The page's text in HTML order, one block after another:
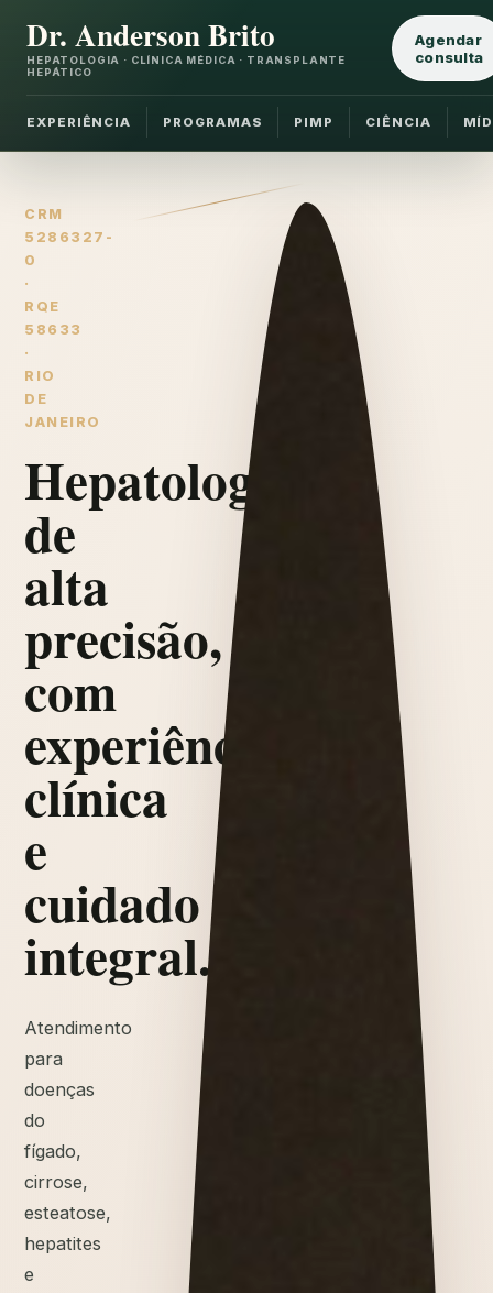
Dr. Anderson Brito
HEPATOLOGIA · CLÍNICA MÉDICA · TRANSPLANTE
HEPÁTICO
EXPERIÊNCIA PROGRAMAS PIMP CIÊNCIA
Agendar
consulta
CRM
5286327-
0
·
RQE
58633
·
RIO
DE
JANEIRO
Hepatologia
de
alta
precisão,
com
experiência
clínica
e
cuidado
integral.
Atendimento
para
doenças
do
fígado,
cirrose,
esteatose,
hepatites
e